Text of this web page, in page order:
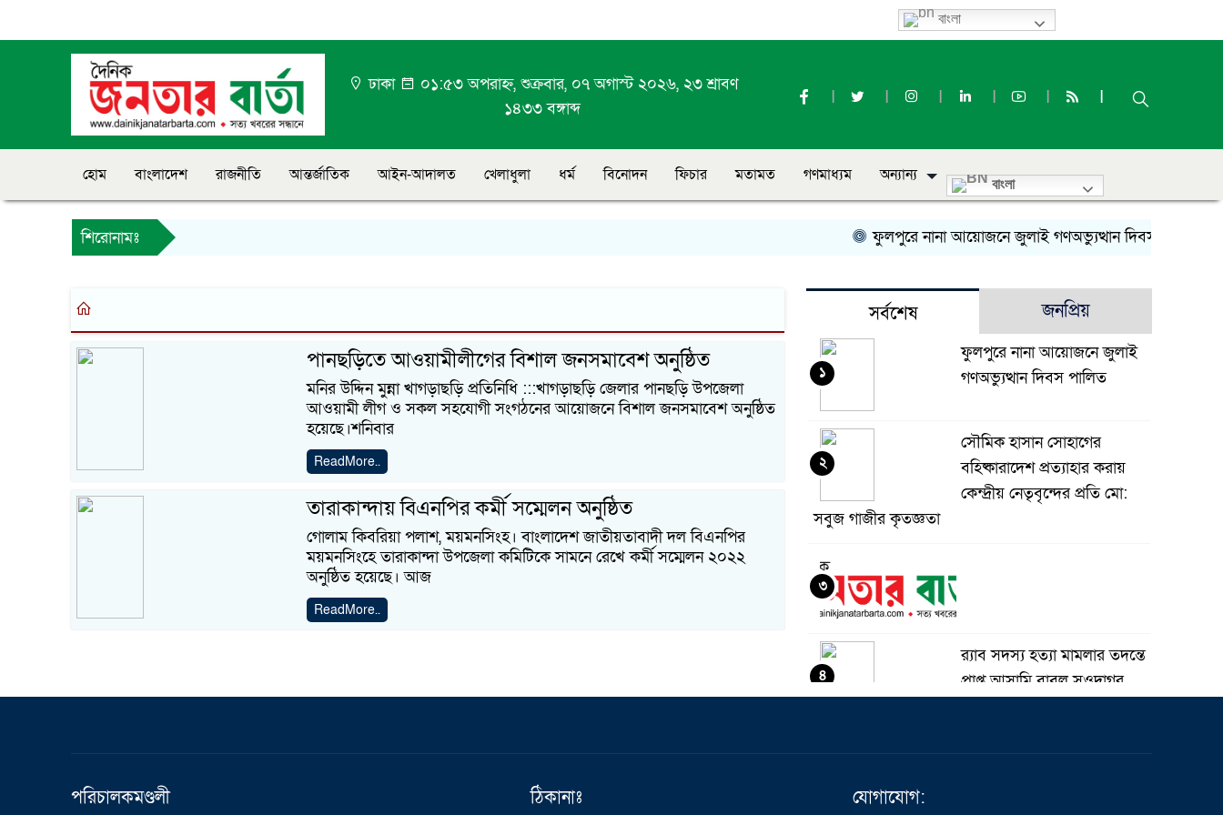
বাংলা
ঢাকা
০১:৫৩ অপরাহ্ন, শুক্রবার, ০৭ অগাস্ট ২০২৬, ২৩ শ্রাবণ
১৪৩৩ বঙ্গাব্দ
হোম বাংলাদেশ রাজনীতি আন্তর্জাতিক আইন-আদালত খেলাধুলা ধর্ম বিনোদন ফিচার মতামত গণমাধ্যম অন্যান্য বাংলা
শিরোনামঃ ফুলপুরে নানা আয়োজনে জুলাই গণঅভ্যুত্থান দিবস পালিত
পানছড়িতে আওয়ামীলীগের বিশাল জনসমাবেশ অনুষ্ঠিত
মনির উদ্দিন মুন্না খাগড়াছড়ি প্রতিনিধি :::খাগড়াছড়ি জেলার পানছড়ি উপজেলা
আওয়ামী লীগ ও সকল সহযোগী সংগঠনের আয়োজনে বিশাল জনসমাবেশ অনুষ্ঠিত
হয়েছে।শনিবার
ReadMore..
তারাকান্দায় বিএনপির কর্মী সম্মেলন অনুষ্ঠিত
গোলাম কিবরিয়া পলাশ, ময়মনসিংহ। বাংলাদেশ জাতীয়তাবাদী দল বিএনপির
ময়মনসিংহে তারাকান্দা উপজেলা কমিটিকে সামনে রেখে কর্মী সম্মেলন ২০২২
অনুষ্ঠিত হয়েছে। আজ
ReadMore..
সর্বশেষ জনপ্রিয়
ফুলপুরে নানা আয়োজনে জুলাই
গণঅভ্যুত্থান দিবস পালিত
১
সৌমিক হাসান সোহাগের
বহিষ্কারাদেশ প্রত্যাহার করায়
কেন্দ্রীয় নেতৃবৃন্দের প্রতি মো:
সবুজ গাজীর কৃতজ্ঞতা
২
৩
র‌্যাব সদস্য হত্যা মামলার তদন্তে
প্রাপ্ত আসামি বাবুল সওদাগর
৪
মধুপুরে চাঁদের হাঁসি রেস্টুরেন্ট
পরিচালকমণ্ডলী ঠিকানাঃ যোগাযোগ: